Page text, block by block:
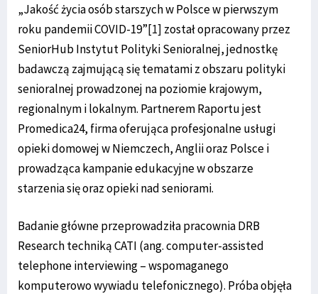
„Jakość życia osób starszych w Polsce w pierwszym
roku pandemii COVID-19”[1] został opracowany przez
SeniorHub Instytut Polityki Senioralnej, jednostkę
badawczą zajmującą się tematami z obszaru polityki
senioralnej prowadzonej na poziomie krajowym,
regionalnym i lokalnym. Partnerem Raportu jest
Promedica24, firma oferująca profesjonalne usługi
opieki domowej w Niemczech, Anglii oraz Polsce i
prowadząca kampanie edukacyjne w obszarze
starzenia się oraz opieki nad seniorami.
Badanie główne przeprowadziła pracownia DRB
Research techniką CATI (ang. computer-assisted
telephone interviewing – wspomaganego
komputerowo wywiadu telefonicznego). Próba objęła